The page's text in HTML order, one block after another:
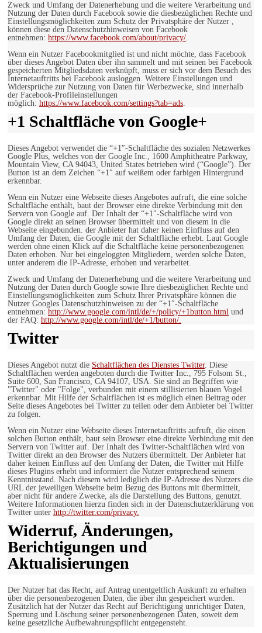
Zweck und Umfang der Datenerhebung und die weitere Verarbeitung und
Nutzung der Daten durch Facebook sowie die diesbezüglichen Rechte und
Einstellungsmöglichkeiten zum Schutz der Privatsphäre der Nutzer ,
können diese den Datenschutzhinweisen von Facebook
entnehmen: https://www.facebook.com/about/privacy/.
Wenn ein Nutzer Facebookmitglied ist und nicht möchte, dass Facebook
über dieses Angebot Daten über ihn sammelt und mit seinen bei Facebook
gespeicherten Mitgliedsdaten verknüpft, muss er sich vor dem Besuch des
Internetauftritts bei Facebook ausloggen. Weitere Einstellungen und
Widersprüche zur Nutzung von Daten für Werbezwecke, sind innerhalb
der Facebook-Profileinstellungen
möglich: https://www.facebook.com/settings?tab=ads.
+1 Schaltfläche von Google+
Dieses Angebot verwendet die “+1″-Schaltfläche des sozialen Netzwerkes
Google Plus, welches von der Google Inc., 1600 Amphitheatre Parkway,
Mountain View, CA 94043, United States betrieben wird (“Google”). Der
Button ist an dem Zeichen “+1″ auf weißem oder farbigen Hintergrund
erkennbar.
Wenn ein Nutzer eine Webseite dieses Angebotes aufruft, die eine solche
Schaltfläche enthält, baut der Browser eine direkte Verbindung mit den
Servern von Google auf. Der Inhalt der “+1″-Schaltfläche wird von
Google direkt an seinen Browser übermittelt und von diesem in die
Webseite eingebunden. der Anbieter hat daher keinen Einfluss auf den
Umfang der Daten, die Google mit der Schaltfläche erhebt. Laut Google
werden ohne einen Klick auf die Schaltfläche keine personenbezogenen
Daten erhoben. Nur bei eingeloggten Mitgliedern, werden solche Daten,
unter anderem die IP-Adresse, erhoben und verarbeitet.
Zweck und Umfang der Datenerhebung und die weitere Verarbeitung und
Nutzung der Daten durch Google sowie Ihre diesbezüglichen Rechte und
Einstellungsmöglichkeiten zum Schutz Ihrer Privatsphäre können die
Nutzer Googles Datenschutzhinweisen zu der “+1″-Schaltfläche
entnehmen: http://www.google.com/intl/de/+/policy/+1button.html und
der FAQ: http://www.google.com/intl/de/+1/button/.
Twitter
Dieses Angebot nutzt die Schaltflächen des Dienstes Twitter. Diese
Schaltflächen werden angeboten durch die Twitter Inc., 795 Folsom St.,
Suite 600, San Francisco, CA 94107, USA. Sie sind an Begriffen wie
"Twitter" oder "Folge", verbunden mit einem stillisierten blauen Vogel
erkennbar. Mit Hilfe der Schaltflächen ist es möglich einen Beitrag oder
Seite dieses Angebotes bei Twitter zu teilen oder dem Anbieter bei Twitter
zu folgen.
Wenn ein Nutzer eine Webseite dieses Internetauftritts aufruft, die einen
solchen Button enthält, baut sein Browser eine direkte Verbindung mit den
Servern von Twitter auf. Der Inhalt des Twitter-Schaltflächen wird von
Twitter direkt an den Browser des Nutzers übermittelt. Der Anbieter hat
daher keinen Einfluss auf den Umfang der Daten, die Twitter mit Hilfe
dieses Plugins erhebt und informiert die Nutzer entsprechend seinem
Kenntnisstand. Nach diesem wird lediglich die IP-Adresse des Nutzers die
URL der jeweiligen Webseite beim Bezug des Buttons mit übermittelt,
aber nicht für andere Zwecke, als die Darstellung des Buttons, genutzt.
Weitere Informationen hierzu finden sich in der Datenschutzerklärung von
Twitter unter http://twitter.com/privacy.
Widerruf, Änderungen,
Berichtigungen und
Aktualisierungen
Der Nutzer hat das Recht, auf Antrag unentgeltlich Auskunft zu erhalten
über die personenbezogenen Daten, die über ihn gespeichert wurden.
Zusätzlich hat der Nutzer das Recht auf Berichtigung unrichtiger Daten,
Sperrung und Löschung seiner personenbezogenen Daten, soweit dem
keine gesetzliche Aufbewahrungspflicht entgegensteht.